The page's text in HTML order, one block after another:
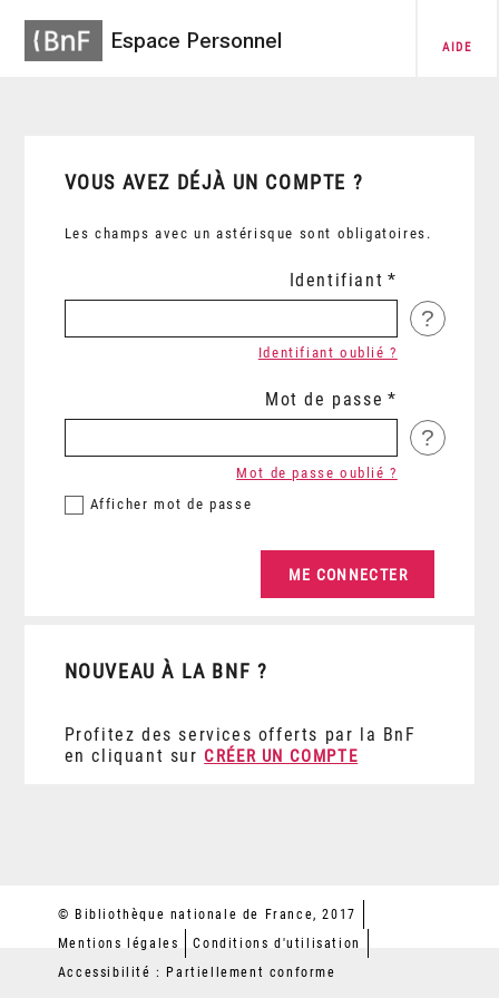
Espace Personnel AIDE
VOUS AVEZ DÉJÀ UN COMPTE ?
Les champs avec un astérisque sont obligatoires.
Identifiant
?
Identifiant oublié ?
Mot de passe
?
Afficher mot de passe
Mot de passe oublié ?
NOUVEAU À LA BNF ?
Profitez des services offerts par la BnF
en cliquant sur CRÉER UN COMPTE
© Bibliothèque nationale de France, 2017
Mentions légales
Conditions d'utilisation
Accessibilité : Partiellement conforme